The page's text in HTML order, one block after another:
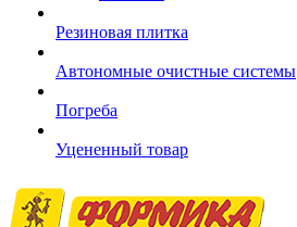
Резиновая плитка
Автономные очистные системы
Погреба
Уцененный товар